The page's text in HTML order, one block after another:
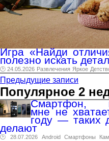
Игра «Найди
полезно искать
🕑 24.05.2026 Развлечения Яркое
Предыдущие записи
Популярное 2
Смартфон,
мне не
году — таких
делают
🕑 28.07.2026 Android Смартфоны